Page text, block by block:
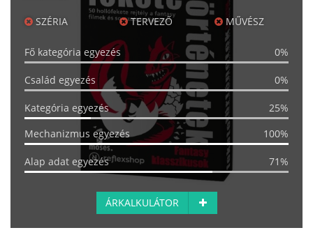
SZÉRIA TERVEZŐ MŰVÉSZ
Fő kategória egyezés 0%
Család egyezés 0%
Kategória egyezés
25%
Mechanizmus egyezés
100%
Alap adat egyezés 71%
ÁRKALKULÁTOR